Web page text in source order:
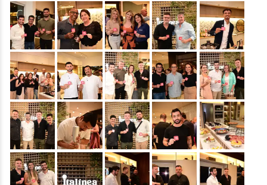
&nbsp; &nbsp; &nbsp; &nbsp; &nbsp;
&nbsp; &nbsp; &nbsp; &nbsp; &nbsp;
&nbsp; &nbsp; &nbsp; &nbsp; &nbsp;
&nbsp; &nbsp; &nbsp; &nbsp; &nbsp;